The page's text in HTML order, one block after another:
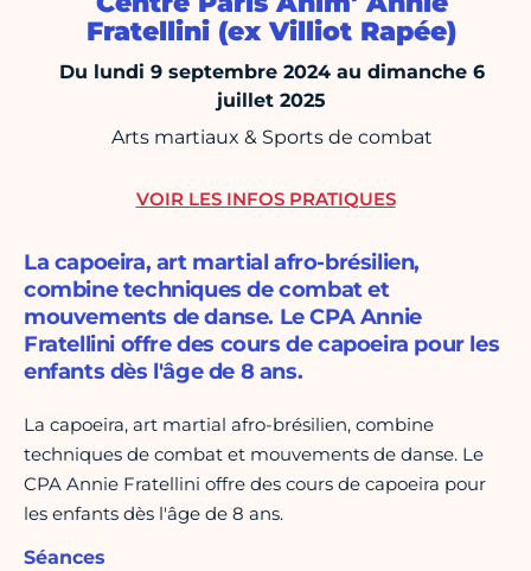
Fratellini (ex Villiot Rapée)
Du lundi 9 septembre 2024 au dimanche 6
juillet 2025
Arts martiaux & Sports de combat
La capoeira, art martial afro-brésilien,
combine techniques de combat et
mouvements de danse. Le CPA Annie
Fratellini offre des cours de capoeira pour les
enfants dès l'âge de 8 ans.
La capoeira, art martial afro-brésilien, combine
techniques de combat et mouvements de danse. Le
CPA Annie Fratellini offre des cours de capoeira pour
les enfants dès l'âge de 8 ans.
Séances
VOIR LES INFOS PRATIQUES